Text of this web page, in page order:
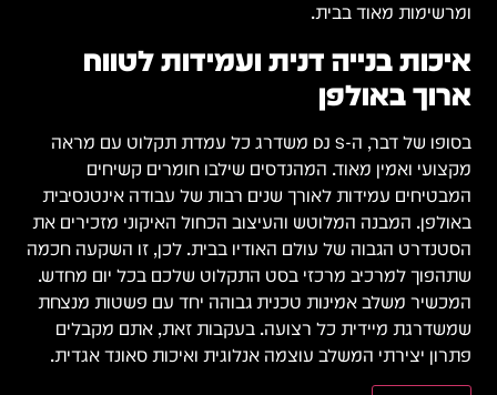
ומרשימות מאוד בבית.
איכות בנייה דנית ועמידות לטווח
ארוך באולפן
בסופו של דבר, ה-DJ S משדרג כל עמדת תקלוט עם מראה
מקצועי ואמין מאוד. המהנדסים שילבו חומרים קשיחים
המבטיחים עמידות לאורך שנים רבות של עבודה אינטנסיבית
באולפן. המבנה המלוטש והעיצוב הכחול האיקוני מזכירים את
הסטנדרט הגבוה של עולם האודיו בבית. לכן, זו השקעה חכמה
שתהפוך למרכיב מרכזי בסט התקלוט שלכם בכל יום מחדש.
המכשיר משלב אמינות טכנית גבוהה יחד עם פשטות מנצחת
שמשדרגת מיידית כל רצועה. בעקבות זאת, אתם מקבלים
פתרון יצירתי המשלב עוצמה אנלוגית ואיכות סאונד אגדית.